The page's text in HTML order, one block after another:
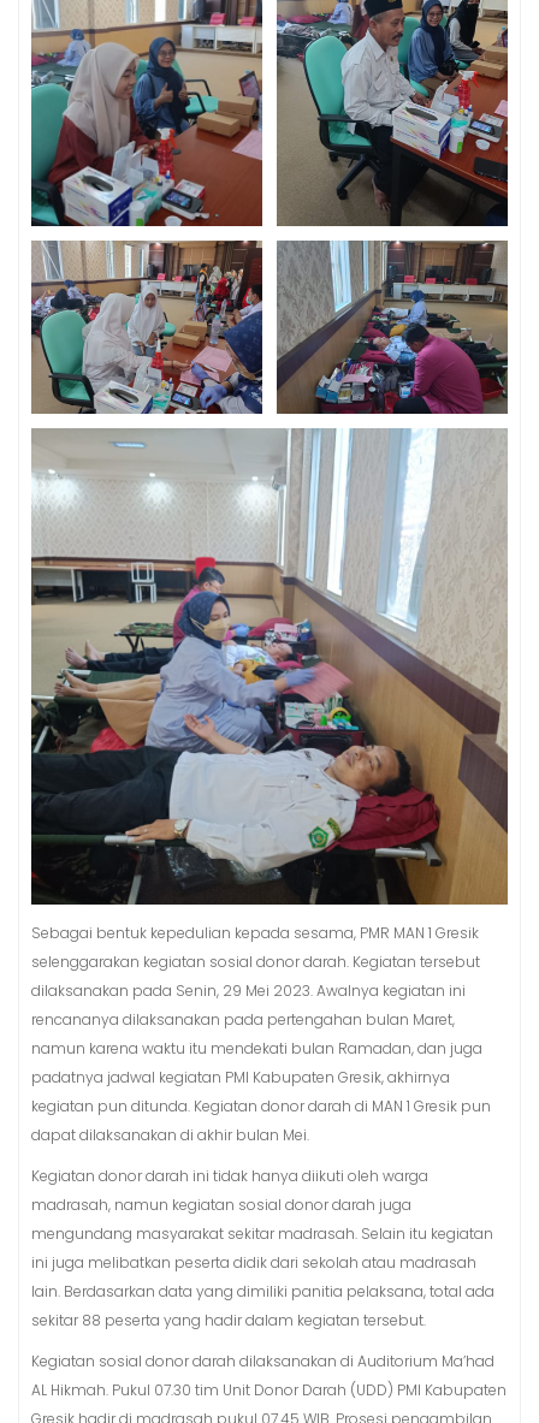
Sebagai bentuk kepedulian kepada sesama, PMR MAN 1 Gresik
selenggarakan kegiatan sosial donor darah. Kegiatan tersebut
dilaksanakan pada Senin, 29 Mei 2023. Awalnya kegiatan ini
rencananya dilaksanakan pada pertengahan bulan Maret,
namun karena waktu itu mendekati bulan Ramadan, dan juga
padatnya jadwal kegiatan PMI Kabupaten Gresik, akhirnya
kegiatan pun ditunda. Kegiatan donor darah di MAN 1 Gresik pun
dapat dilaksanakan di akhir bulan Mei.
Kegiatan donor darah ini tidak hanya diikuti oleh warga
madrasah, namun kegiatan sosial donor darah juga
mengundang masyarakat sekitar madrasah. Selain itu kegiatan
ini juga melibatkan peserta didik dari sekolah atau madrasah
lain. Berdasarkan data yang dimiliki panitia pelaksana, total ada
sekitar 88 peserta yang hadir dalam kegiatan tersebut.
Kegiatan sosial donor darah dilaksanakan di Auditorium Ma’had
AL Hikmah. Pukul 07.30 tim Unit Donor Darah (UDD) PMI Kabupaten
Gresik hadir di madrasah pukul 07.45 WIB. Prosesi pengambilan